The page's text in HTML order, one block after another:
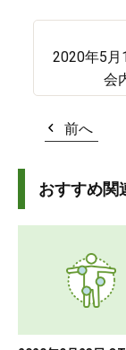
2020年5月
会
前へ
おすすめ関